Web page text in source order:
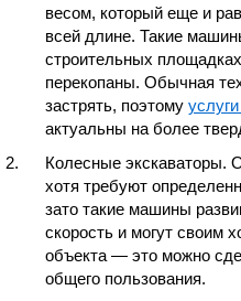
весом, который еще и
всей длине. Такие
строительных
перекопаны. Обычная
застрять, поэтому
актуальны на более
Колесные экскаваторы.
хотя требуют
зато такие машины
скорость и могут своим
объекта — это можно
общего пользования.